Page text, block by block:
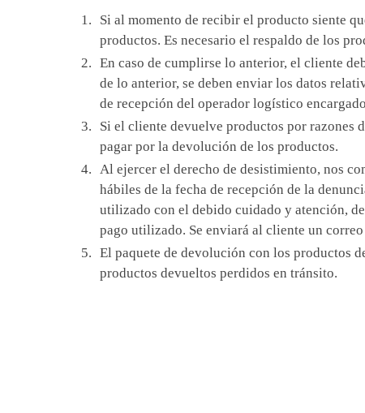
Si al momento de recibir el producto siente
productos. Es necesario el respaldo de los
En caso de cumplirse lo anterior, el cliente
de lo anterior, se deben enviar los datos
de recepción del operador logístico
Si el cliente devuelve productos por razones
pagar por la devolución de los productos.
Al ejercer el derecho de desistimiento, nos
hábiles de la fecha de recepción de la
utilizado con el debido cuidado y atención,
pago utilizado. Se enviará al cliente un
El paquete de devolución con los productos
productos devueltos perdidos en tránsito.